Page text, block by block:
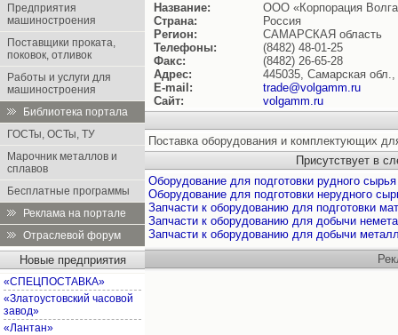
Предприятия
машиностроения
Поставщики проката,
поковок, отливок
Работы и услуги для
машиностроения
Библиотека портала
ГОСТы, ОСТы, ТУ
Марочник металлов и
сплавов
Бесплатные программы
Реклама на портале
Отраслевой форум
Новые предприятия
«СПЕЦПОСТАВКА»
«Златоустовский часовой
завод»
«Лантан»
Название:
ООО «Корпорация
Страна:
Россия
Регион:
САМАРСКАЯ область
Телефоны:
(8482) 48-01-25
Факс:
(8482) 26-65-28
Адрес:
445035, Самарская
E-mail:
trade@volgamm.ru
Сайт:
volgamm.ru
Поставка оборудования и комплектующих
Присутствует в
Оборудование для подготовки рудного сырья
Оборудование для подготовки нерудного
Запчасти к оборудованию для подготовки
Запчасти к оборудованию для добычи
Запчасти к оборудованию для добычи